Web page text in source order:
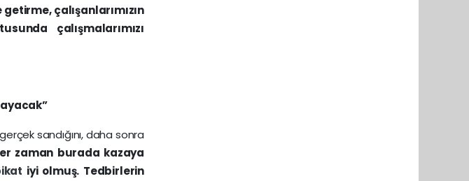
çalışanlarımızın
çalışmalarımızı
sandığını, daha sonra
zaman burada kazaya
iyi olmuş. Tedbirlerin